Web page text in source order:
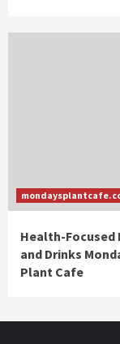
Health-Focused
and Drinks
Plant Cafe